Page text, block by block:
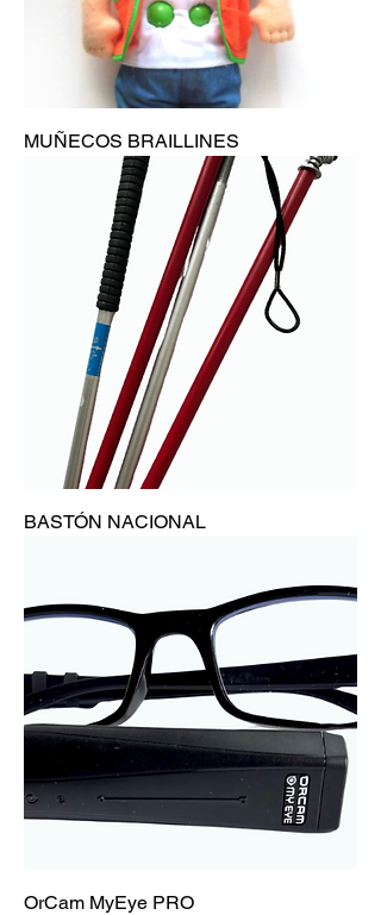
MUÑECOS BRAILLINES
BASTÓN NACIONAL
OrCam MyEye PRO